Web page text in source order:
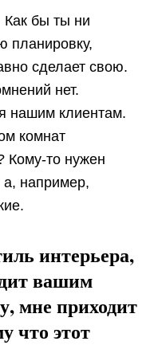
Как бы ты ни
планировку,
сделает свою.
нет.
нашим клиентам.
комнат
Кому-то нужен
а, например,
интерьера,
вашим
мне приходит
что этот